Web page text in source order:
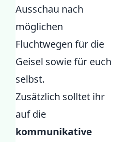
Ausschau nach
möglichen
Fluchtwegen für die
Geisel sowie für euch
selbst.
Zusätzlich solltet ihr
auf die
kommunikative